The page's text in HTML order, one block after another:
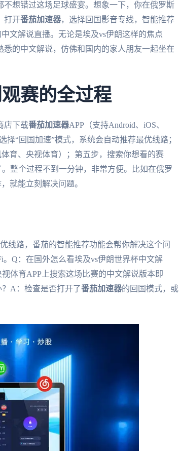
想错过这场足球盛宴。想象一下，你在俄罗斯
打开番茄加速器，选择回国影音专线，智能推荐
文解说直播。无论是埃及vs伊朗这样的焦点
的中文解说，仿佛和国内的家人朋友一起坐在
赛的全过程
店下载番茄加速器APP（支持Android、iOS、
择“回国加速”模式，系统会自动推荐最优线路；
育、央视体育）；第五步，搜索你想看的赛
整个过程不到一分钟，非常方便。比如在俄罗
就能立刻解决问题。
线路，番茄的智能推荐功能会帮你解决这个问
Q：在国外怎么看埃及vs伊朗世界杯中文解
体育APP上搜索这场比赛的中文解说版本即
A：检查是否打开了番茄加速器的回国模式，或